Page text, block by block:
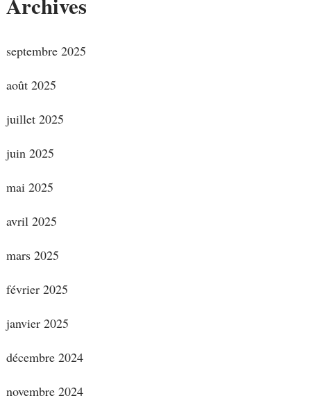
septembre 2025
août 2025
juillet 2025
juin 2025
mai 2025
avril 2025
mars 2025
février 2025
janvier 2025
décembre 2024
novembre 2024